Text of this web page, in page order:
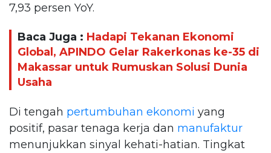
7,93 persen YoY.
Baca Juga : Hadapi Tekanan Ekonomi
Global, APINDO Gelar Rakerkonas ke-35 di
Makassar untuk Rumuskan Solusi Dunia
Usaha
Di tengah pertumbuhan ekonomi yang
positif, pasar tenaga kerja dan manufaktur
menunjukkan sinyal kehati-hatian. Tingkat